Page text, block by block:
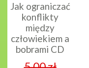
Jak ograniczać
konflikty
między
człowiekiem a
bobrami CD